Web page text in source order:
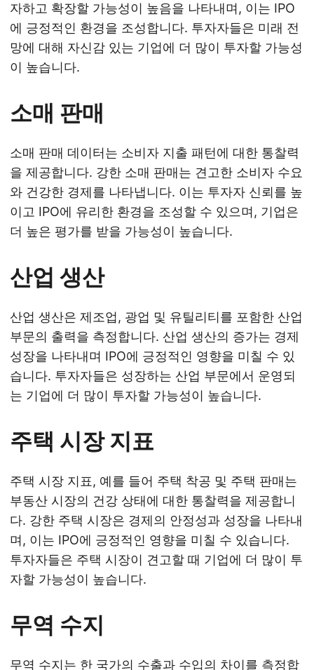
자하고 확장할 가능성이 높음을 나타내며, 이는 IPO
에 긍정적인 환경을 조성합니다. 투자자들은 미래 전
망에 대해 자신감 있는 기업에 더 많이 투자할 가능성
이 높습니다.
소매 판매
소매 판매 데이터는 소비자 지출 패턴에 대한 통찰력
을 제공합니다. 강한 소매 판매는 견고한 소비자 수요
와 건강한 경제를 나타냅니다. 이는 투자자 신뢰를 높
이고 IPO에 유리한 환경을 조성할 수 있으며, 기업은
더 높은 평가를 받을 가능성이 높습니다.
산업 생산
산업 생산은 제조업, 광업 및 유틸리티를 포함한 산업
부문의 출력을 측정합니다. 산업 생산의 증가는 경제
성장을 나타내며 IPO에 긍정적인 영향을 미칠 수 있
습니다. 투자자들은 성장하는 산업 부문에서 운영되
는 기업에 더 많이 투자할 가능성이 높습니다.
주택 시장 지표
주택 시장 지표, 예를 들어 주택 착공 및 주택 판매는
부동산 시장의 건강 상태에 대한 통찰력을 제공합니
다. 강한 주택 시장은 경제의 안정성과 성장을 나타내
며, 이는 IPO에 긍정적인 영향을 미칠 수 있습니다.
투자자들은 주택 시장이 견고할 때 기업에 더 많이 투
자할 가능성이 높습니다.
무역 수지
무역 수지는 한 국가의 수출과 수입의 차이를 측정합